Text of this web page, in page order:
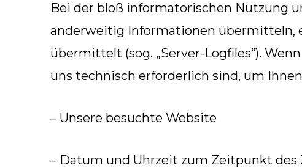
Bei der bloß informatorischen Nutzung
anderweitig Informationen übermitteln,
übermittelt (sog. „Server-Logfiles“).
uns technisch erforderlich sind, um
– Unsere besuchte Website
– Datum und Uhrzeit zum Zeitpunkt des